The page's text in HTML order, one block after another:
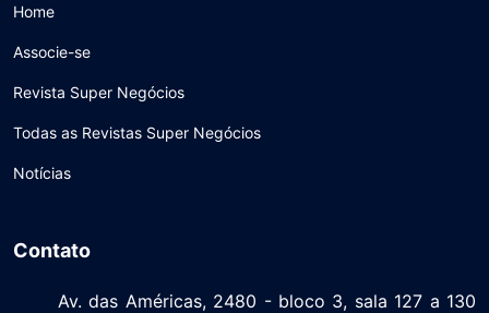
Home
Associe-se
Revista Super Negócios
Todas as Revistas Super Negócios
Notícias
Contato
Av. das Américas, 2480 - bloco 3, sala 127 a 130